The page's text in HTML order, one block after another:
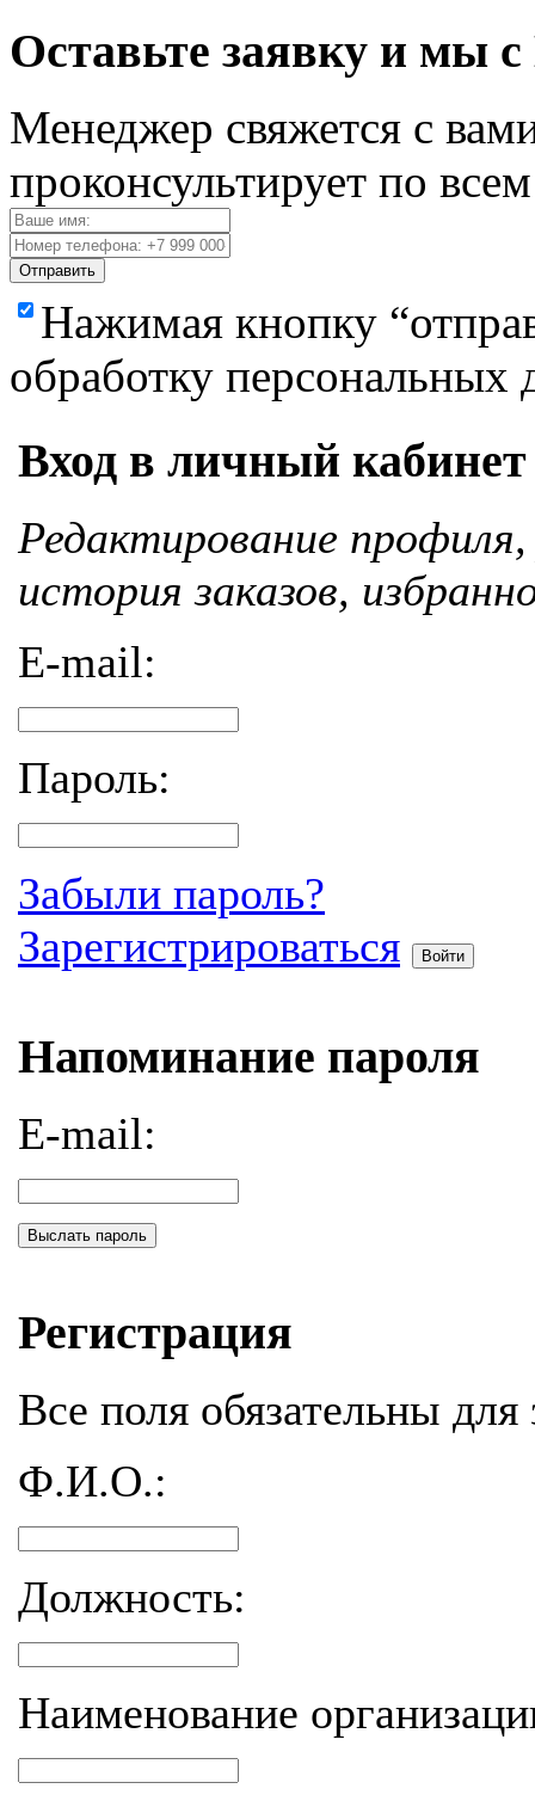
Оставьте заявку и мы
Менеджер свяжется с
проконсультирует по
Отправить
Нажимая кнопку
обработку персональных
Вход в личный кабинет
Редактирование
история заказов,
E-mail:
Пароль:
Забыли пароль?
Зарегистрироваться
Войти
Напоминание пароля
E-mail:
Выслать пароль
Регистрация
Все поля обязательны для
Ф.И.О.:
Должность:
Наименование